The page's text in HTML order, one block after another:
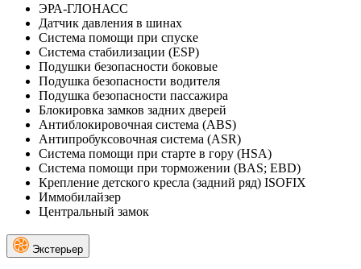
ЭРА-ГЛОНАСС
Датчик давления в шинах
Система помощи при спуске
Система стабилизации (ESP)
Подушки безопасности боковые
Подушка безопасности водителя
Подушка безопасности пассажира
Блокировка замков задних дверей
Антиблокировочная система (ABS)
Антипробуксовочная система (ASR)
Система помощи при старте в гору (HSA)
Система помощи при торможении (BAS; EBD)
Крепление детского кресла (задний ряд) ISOFIX
Иммобилайзер
Центральный замок
Экстерьер